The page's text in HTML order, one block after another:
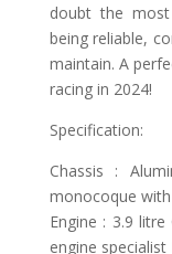
doubt the most
being reliable,
maintain. A
racing in 2024!
Specification:
Chassis :
monocoque
Engine : 3.9
engine